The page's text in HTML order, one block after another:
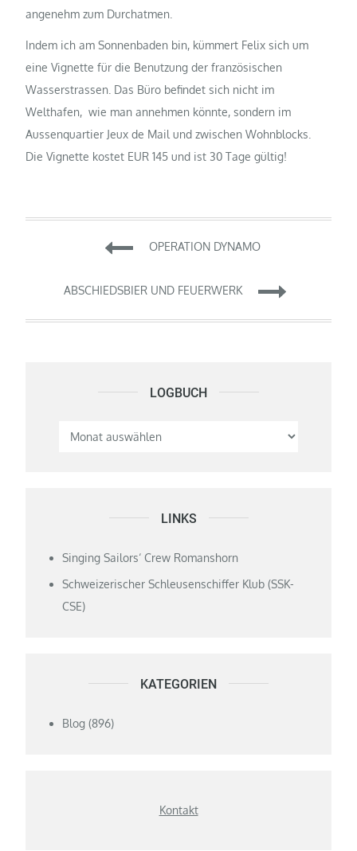
angenehm zum Durchatmen.
Indem ich am Sonnenbaden bin, kümmert Felix sich um
eine Vignette für die Benutzung der französischen
Wasserstrassen. Das Büro befindet sich nicht im
Welthafen, wie man annehmen könnte, sondern im
Aussenquartier Jeux de Mail und zwischen Wohnblocks.
Die Vignette kostet EUR 145 und ist 30 Tage gültig!
Beitragsnavigation
OPERATION DYNAMO
ABSCHIEDSBIER UND FEUERWERK
LOGBUCH Logbuch
LINKS
Singing Sailors‘ Crew Romanshorn
Schweizerischer Schleusenschiffer Klub (SSK-
CSE)
KATEGORIEN
Blog (896)
Kontakt